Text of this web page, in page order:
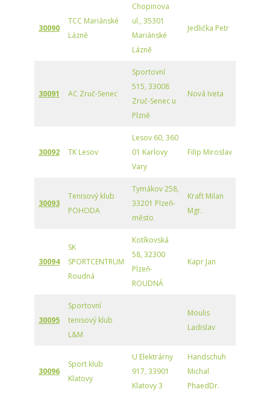
30090
TCC Mariánské
Lázně
Chopinova
ul., 35301
Mariánské
Lázně
Jedlička Petr
30091 AC Zruč-Senec
Sportovní
515, 33008
Zruč-Senec u
Plzně
Nová Iveta
30092 TK Lesov
Lesov 60, 360
01 Karlovy
Vary
Filip Miroslav
30093
Tenisový klub
POHODA
Tymákov 258,
33201 Plzeň-
město
Kraft Milan
Mgr.
30094
SK
SPORTCENTRUM
Roudná
Kotíkovská
58, 32300
Plzeň-
ROUDNÁ
Kapr Jan
30095
Sportovní
tenisový klub
L&M
Moulis
Ladislav
30096
Sport klub
Klatovy
U Elektrárny
917, 33901
Klatovy 3
Handschuh
Michal
PhaedDr.